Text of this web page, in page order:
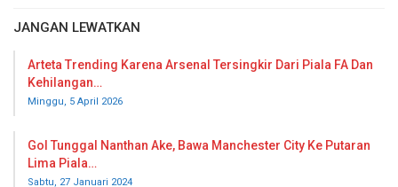
JANGAN LEWATKAN
Arteta Trending Karena Arsenal Tersingkir Dari Piala FA Dan
Kehilangan…
Minggu, 5 April 2026
Gol Tunggal Nanthan Ake, Bawa Manchester City Ke Putaran
Lima Piala…
Sabtu, 27 Januari 2024